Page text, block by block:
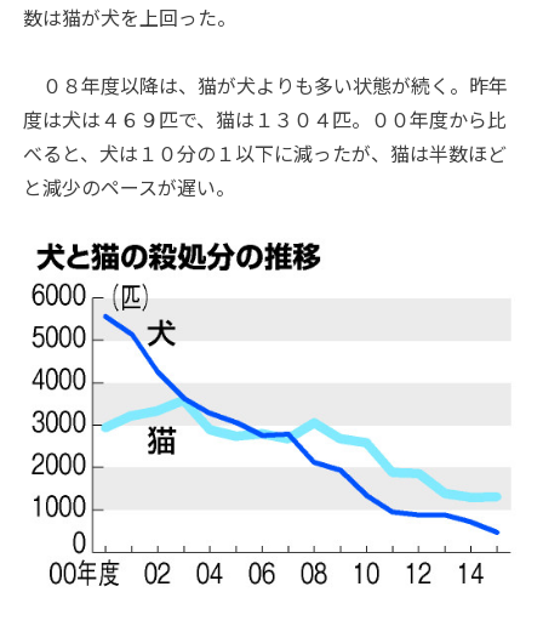
数は猫が犬を上回った。
０８年度以降は、猫が犬よりも多い状態が続く。昨年
度は犬は４６９匹で、猫は１３０４匹。００年度から比
べると、犬は１０分の１以下に減ったが、猫は半数ほど
と減少のペースが遅い。